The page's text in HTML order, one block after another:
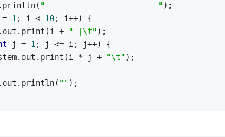
"————————————————————————");
1 ; i < 10; i++) {
+
" |\t");
j = 1 ; j <= i; j++) {
* j +
"\t");
"");